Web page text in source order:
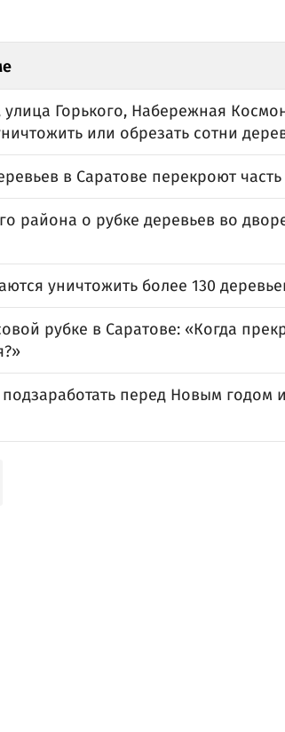
Горького, Набережная
или обрезать сотни
в Саратове перекроют
района о рубке деревьев во
уничтожить более 130
рубке в Саратове: «Когда
перед Новым годом